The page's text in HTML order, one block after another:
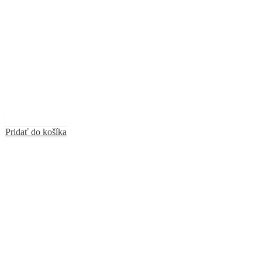
Pridať do košíka